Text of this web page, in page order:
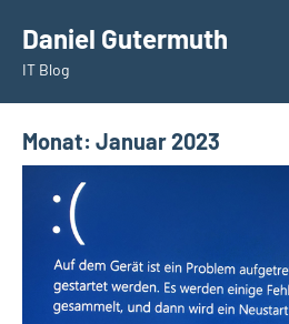
Inhalt
springen
Daniel Gutermuth
IT Blog
Monat: Januar 2023